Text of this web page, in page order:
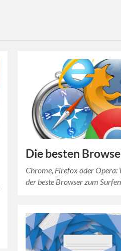
Die besten
Chrome, Firefox oder Opera:
der beste Browser zum